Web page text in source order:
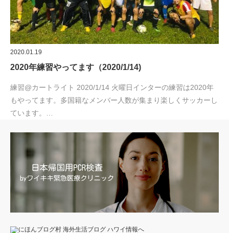
2020.01.19
2020年練習やってます（2020/1/14)
練習@カートライト 2020/1/14 火曜日インターの練習は2020年
もやってます。多国籍なメンバー人数が集まり楽しくサッカーし
ています。…